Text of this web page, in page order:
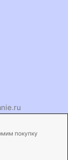
покупку